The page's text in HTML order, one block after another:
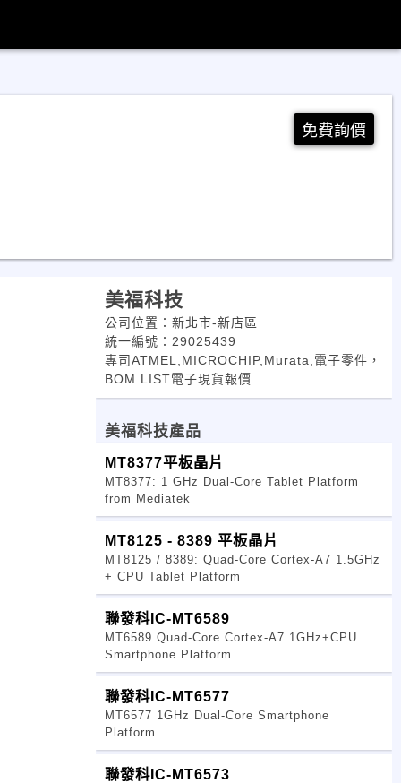
免費詢價
美福科技
公司位置：新北市-新店區
統一編號：29025439
專司ATMEL,MICROCHIP,Murata,電子零件，
BOM LIST電子現貨報價
美福科技產品
MT8377平板晶片
MT8377: 1 GHz Dual-Core Tablet Platform
from Mediatek
MT8125 - 8389 平板晶片
MT8125 / 8389: Quad-Core Cortex-A7 1.5GHz
+ CPU Tablet Platform
聯發科IC-MT6589
MT6589 Quad-Core Cortex-A7 1GHz+CPU
Smartphone Platform
聯發科IC-MT6577
MT6577 1GHz Dual-Core Smartphone
Platform
聯發科IC-MT6573